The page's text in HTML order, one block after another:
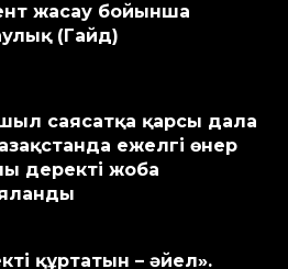
жасау бойынша
(Гайд)
саясатқа қарсы дала
ежелгі өнер
деректі жоба
құртатын – әйел».